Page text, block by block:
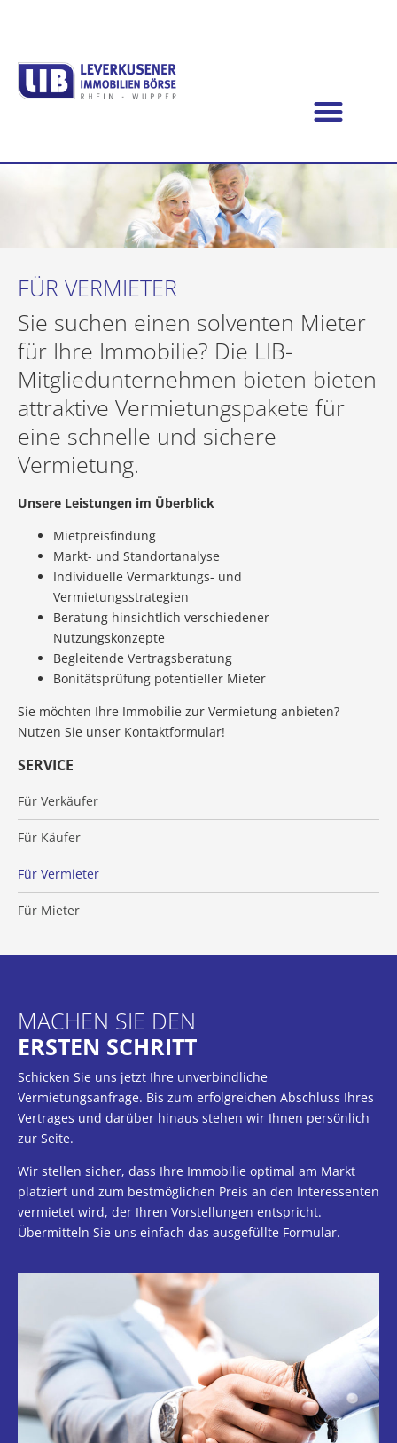
SERVICE
Für Verkäufer
Für Käufer
Für Vermieter
Für Mieter
FÜR VERMIETER
Sie suchen einen solventen Mieter
für Ihre Immobilie? Die LIB-
Mitgliedunternehmen bieten bieten
attraktive Vermietungspakete für
eine schnelle und sichere
Vermietung.
Unsere Leistungen im Überblick
Mietpreisfindung
Markt- und Standortanalyse
Individuelle Vermarktungs- und
Vermietungsstrategien
Beratung hinsichtlich verschiedener
Nutzungskonzepte
Begleitende Vertragsberatung
Bonitätsprüfung potentieller Mieter
Sie möchten Ihre Immobilie zur Vermietung anbieten?
Nutzen Sie unser Kontaktformular!
MACHEN SIE DEN
ERSTEN SCHRITT
Schicken Sie uns jetzt Ihre unverbindliche
Vermietungsanfrage. Bis zum erfolgreichen Abschluss Ihres
Vertrages und darüber hinaus stehen wir Ihnen persönlich
zur Seite.
Wir stellen sicher, dass Ihre Immobilie optimal am Markt
platziert und zum bestmöglichen Preis an den Interessenten
vermietet wird, der Ihren Vorstellungen entspricht.
Übermitteln Sie uns einfach das ausgefüllte Formular.